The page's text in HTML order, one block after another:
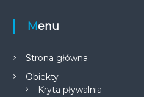
Menu
Strona główna
Obiekty
Kryta pływalnia